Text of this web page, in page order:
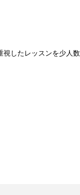
視したレッスンを少人数